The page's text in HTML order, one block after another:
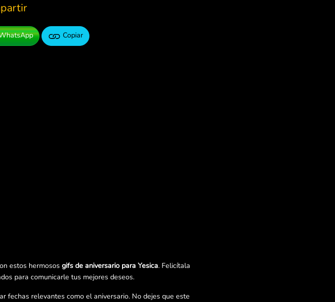
Copiar
estos hermososgifs de aniversario para Yesica. Felicítala
para comunicarle tus mejores deseos.
fechas relevantes como el aniversario. No dejes que este